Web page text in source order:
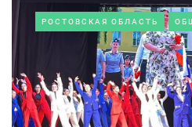
РОСТОВСКАЯ ОБЛАСТЬ